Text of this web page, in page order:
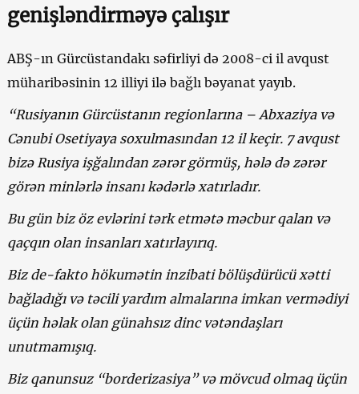
genişləndirməyə çalışır
ABŞ-ın Gürcüstandakı səfirliyi də 2008-ci il avqust
müharibəsinin 12 illiyi ilə bağlı bəyanat yayıb.
“Rusiyanın Gürcüstanın regionlarına – Abxaziya və
Cənubi Osetiyaya soxulmasından 12 il keçir. 7 avqust
bizə Rusiya işğalından zərər görmüş, hələ də zərər
görən minlərlə insanı kədərlə xatırladır.
Bu gün biz öz evlərini tərk etmətə məcbur qalan və
qaçqın olan insanları xatırlayırıq.
Biz de-fakto hökumətin inzibati bölüşdürücü xətti
bağladığı və təcili yardım almalarına imkan vermədiyi
üçün həlak olan günahsız dinc vətəndaşları
unutmamışıq.
Biz qanunsuz “borderizasiya” və mövcud olmaq üçün